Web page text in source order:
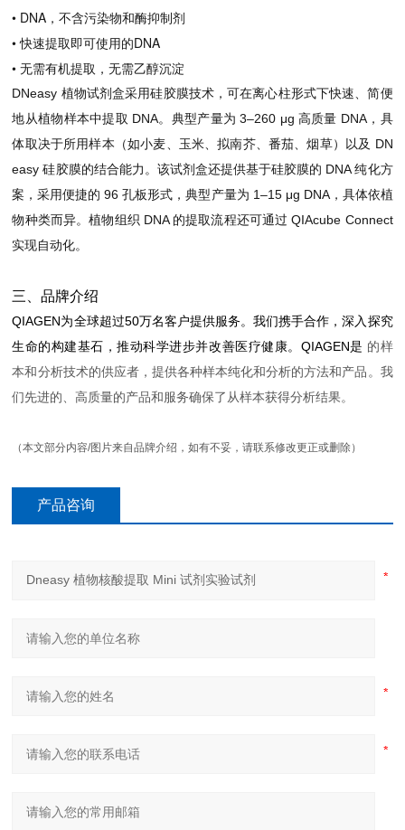
• DNA，不含污染物和酶抑制剂
• 快速提取即可使用的DNA
•无需有机提取，无需乙醇沉淀
DNeasy 植物试剂盒采用硅胶膜技术，可在离心柱形式下快速、简便
地从植物样本中提取 DNA。典型产量为 3–260 μg 高质量 DNA，具
体取决于所用样本（如小麦、玉米、拟南芥、番茄、烟草）以及 DN
easy 硅胶膜的结合能力。该试剂盒还提供基于硅胶膜的 DNA 纯化方
案，采用便捷的 96 孔板形式，典型产量为 1–15 μg DNA，具体依植
物种类而异。植物组织 DNA 的提取流程还可通过 QIAcube Connect
实现自动化。
三、品牌介绍
QIAGEN为全球超过50万名客户提供服务。我们携手合作，深入探究
生命的构建基石，推动科学进步并改善医疗健康。QIAGEN是 的样
本和分析技术的供应者，提供各种样本纯化和分析的方法和产品。我
们先进的、高质量的产品和服务确保了从样本获得分析结果。
（本文部分内容/图片来自品牌介绍，如有不妥，请联系修改更正或删除）
产品咨询